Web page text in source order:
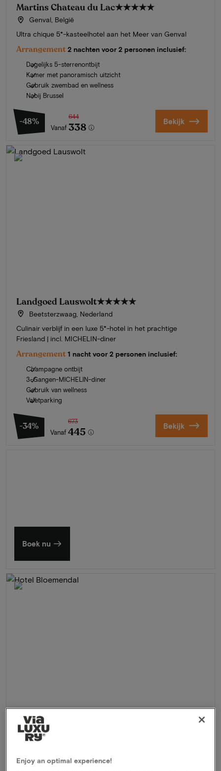
Martins Chateau du Lac★★★★★
Genval, België
Ultra chique 5*-kasteelhotel aan het Meer van Genval
Arrangement 2 nachten voor 2 personen inclusief:
Dagelijks 5-sterrenontbijt
Kamer met panoramisch uitzicht
Gebruik zwembad en wellness
Nabij Brussel
-48%
Vanaf
644
338 Bekijk
Landgoed Lauswolt★★★★★
Beetsterzwaag, Nederland
Culinair verblijf in een luxe 5*-hotel in het prachtige
Friesland | incl. MICHELIN-diner
Arrangement 1 nacht voor 2 personen inclusief:
Champagne ontbijt
3-Gangen-MICHELIN-diner
Gebruik van wellness
Valetparking
-34%
Vanaf
673
445 Bekijk
Boek nu
Hotel Bloemendal
Vaals, Nederland
gloednieuwe wellness in Zuid-Limburg
Enjoy an optimal experience!